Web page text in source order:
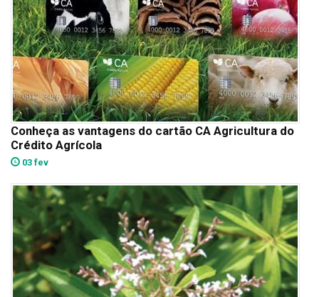
Conheça as vantagens do cartão CA Agricultura do
Crédito Agrícola
03 fev